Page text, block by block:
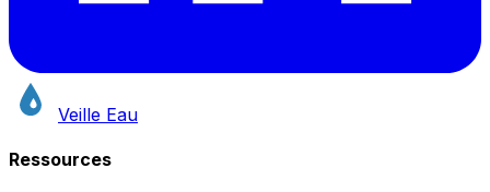
Veille Eau
Ressources